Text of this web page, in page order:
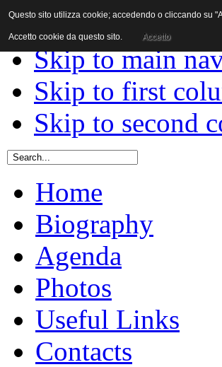
Skip to content
Skip to main
Skip to first
Skip to second
Home
Biography
Agenda
Photos
Useful Links
Contacts
Questo sito utilizza cookie; accedendo o cliccando su
Accetto cookie da questo sito. Accetto